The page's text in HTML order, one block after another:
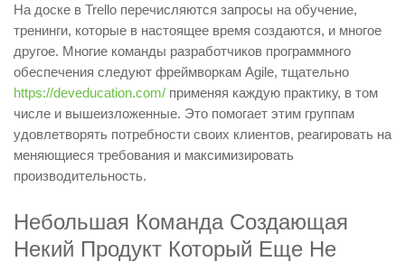
На доске в Trello перечисляются запросы на обучение,
тренинги, которые в настоящее время создаются, и многое
другое. Многие команды разработчиков программного
обеспечения следуют фреймворкам Agile, тщательно
https://deveducation.com/ применяя каждую практику, в том
числе и вышеизложенные. Это помогает этим группам
удовлетворять потребности своих клиентов, реагировать на
меняющиеся требования и максимизировать
производительность.
Небольшая Команда Создающая
Некий Продукт Который Еще Не